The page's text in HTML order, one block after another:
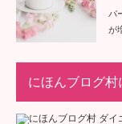
パ
が
にほんブログ